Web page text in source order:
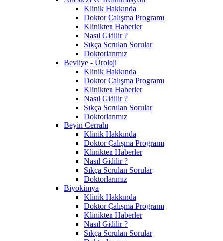
Klinik Hakkında
Doktor Çalışma Programı
Klinikten Haberler
Nasıl Gidilir ?
Sıkça Sorulan Sorular
Doktorlarımız
Bevliye - Üroloji
Klinik Hakkında
Doktor Çalışma Programı
Klinikten Haberler
Nasıl Gidilir ?
Sıkça Sorulan Sorular
Doktorlarımız
Beyin Cerrahı
Klinik Hakkında
Doktor Çalışma Programı
Klinikten Haberler
Nasıl Gidilir ?
Sıkça Sorulan Sorular
Doktorlarımız
Biyokimya
Klinik Hakkında
Doktor Çalışma Programı
Klinikten Haberler
Nasıl Gidilir ?
Sıkça Sorulan Sorular